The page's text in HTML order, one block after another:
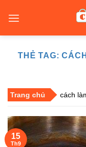
THẺ TAG:
Trang chủ cách
15
Th9